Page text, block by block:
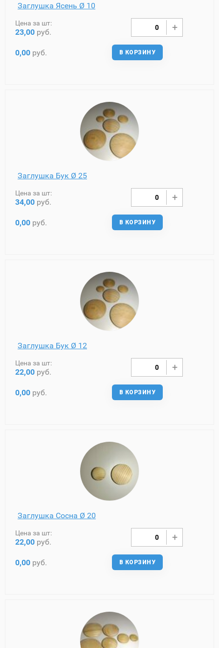
Заглушка Ясень Ø 10
Цена за шт:
23,00 руб.
0,00 руб. В КОРЗИНУ
Заглушка Бук Ø 25
Цена за шт:
34,00 руб.
0,00 руб. В КОРЗИНУ
Заглушка Бук Ø 12
Цена за шт:
22,00 руб.
0,00 руб. В КОРЗИНУ
Заглушка Сосна Ø 20
Цена за шт:
22,00 руб.
0,00 руб. В КОРЗИНУ